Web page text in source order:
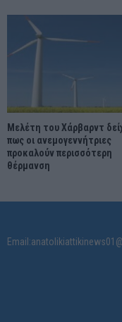
Μελέτη του Χάρβαρντ
πως οι ανεμογεννήτριες
προκαλούν περισσότερη
θέρμανση